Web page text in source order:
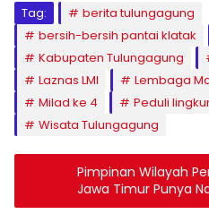
Tag:
berita tulungagung
bersih-bersih pantai klatak
Kabupaten Tulungagung
Laznas LMI
Lembaga
Milad ke 4
Peduli
Wisata Tulungagung
Pimpinan Wilayah
Jawa Timur Punya